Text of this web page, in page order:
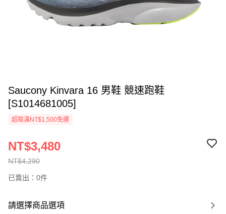
Saucony Kinvara 16 男鞋 競速跑鞋
[S1014681005]
超取滿NT$1,500免運
NT$4,290
NT$3,480
已賣出：0件
請選擇商品選項